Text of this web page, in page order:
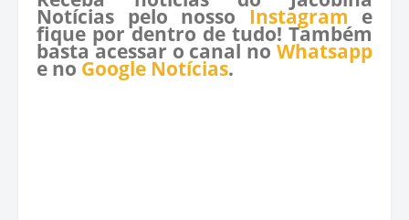
Notícias pelo nosso Instagram e
fique por dentro de tudo! Também
basta acessar o canal no Whatsapp
e no Google Notícias.